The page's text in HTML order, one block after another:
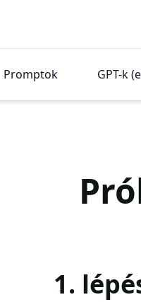
Promptok GPT-k
1.